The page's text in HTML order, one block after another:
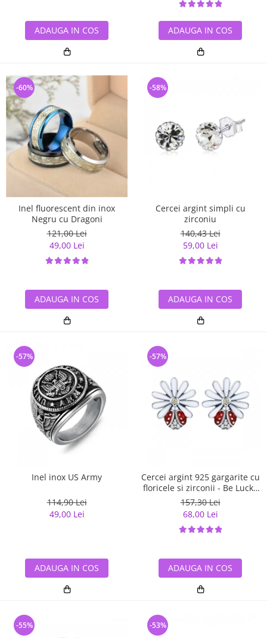
ADAUGA IN COS ADAUGA IN COS
Inel fluorescent din inox
Negru cu Dragoni
121,00 Lei
49,00 Lei
-60%
ADAUGA IN COS
Cercei argint simpli cu
zirconiu
140,43 Lei
59,00 Lei
-58%
ADAUGA IN COS
Inel inox US Army
114,90 Lei
49,00 Lei
-57%
ADAUGA IN COS
Cercei argint 925 gargarite cu
floricele si zirconii - Be Lucky
EST0022
157,30 Lei
68,00 Lei
-57%
ADAUGA IN COS
-55% -53%